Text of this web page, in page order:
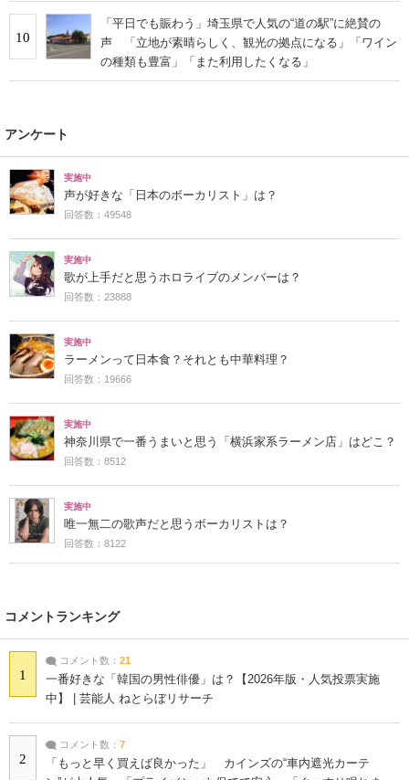
10
「平日でも賑わう」埼玉県で人気の“道の駅”に絶賛の
声 「立地が素晴らしく、観光の拠点になる」「ワイン
の種類も豊富」「また利用したくなる」
アンケート
実施中
声が好きな「日本のボーカリスト」は？
回答数：49548
実施中
歌が上手だと思うホロライブのメンバーは？
回答数：23888
実施中
ラーメンって日本食？それとも中華料理？
回答数：19666
実施中
神奈川県で一番うまいと思う「横浜家系ラーメン店」はどこ？
回答数：8512
実施中
唯一無二の歌声だと思うボーカリストは？
回答数：8122
コメントランキング
1
コメント数： 21
一番好きな「韓国の男性俳優」は？【2026年版・人気投票実施
中】 | 芸能人 ねとらぼリサーチ
2
コメント数： 7
「もっと早く買えば良かった」 カインズの“車内遮光カーテ